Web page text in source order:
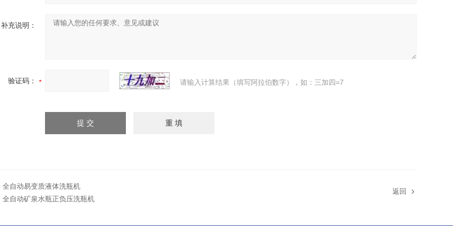
补充说明：
验证码： 请输入计算结果（填写阿拉伯数字），如：三加四=7
全自动易变质液体洗瓶机
全自动矿泉水瓶正负压洗瓶机
返回